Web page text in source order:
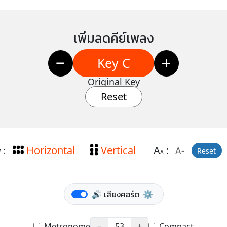
เพิ่มลดคีย์เพลง
Key C
Original Key
Reset
: Horizontal Vertical AA: A- Reset
🔊 เสียงคอร์ด ⚙️